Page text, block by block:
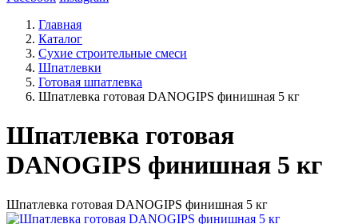
Главная
Каталог
Сухие строительные смеси
Шпатлевки
Готовая шпатлевка
Шпатлевка готовая DANOGIPS финишная 5 кг
Шпатлевка готовая
DANOGIPS финишная 5 кг
Шпатлевка готовая DANOGIPS финишная 5 кг